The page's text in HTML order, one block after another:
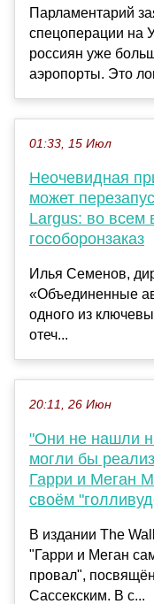
Парламентарий
спецоперации на
россиян уже
аэропорты. Это
01:33, 15 Июл
Неочевидная
может
Largus: во всем
гособоронзаказ
Илья Семенов,
«Объединенные
одного из
отеч...
20:11, 26 Июн
"Они не нашли
могли бы
Гарри и Меган
своём
В издании The
"Гарри и Меган
провал",
Сассекским. В с...